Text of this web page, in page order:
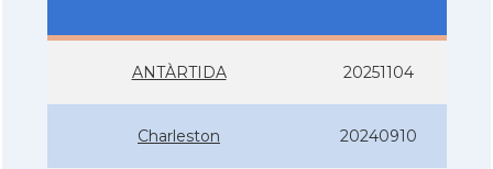
ANTÀRTIDA 20251104
Charleston 20240910